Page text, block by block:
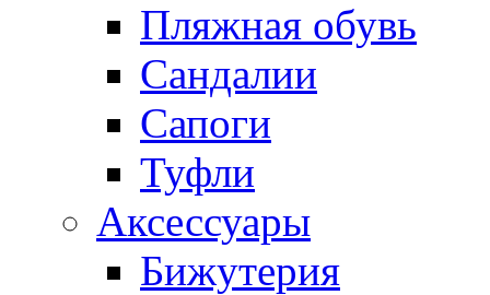
Пляжная обувь
Сандалии
Сапоги
Туфли
Аксессуары
Бижутерия